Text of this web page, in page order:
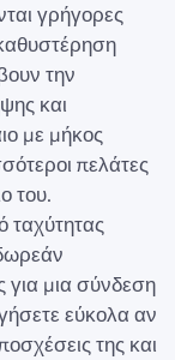
γρήγορες
την
και
με μήκος
πελάτες
του.
ταχύτητας
για μια σύνδεση
εύκολα αν
της και